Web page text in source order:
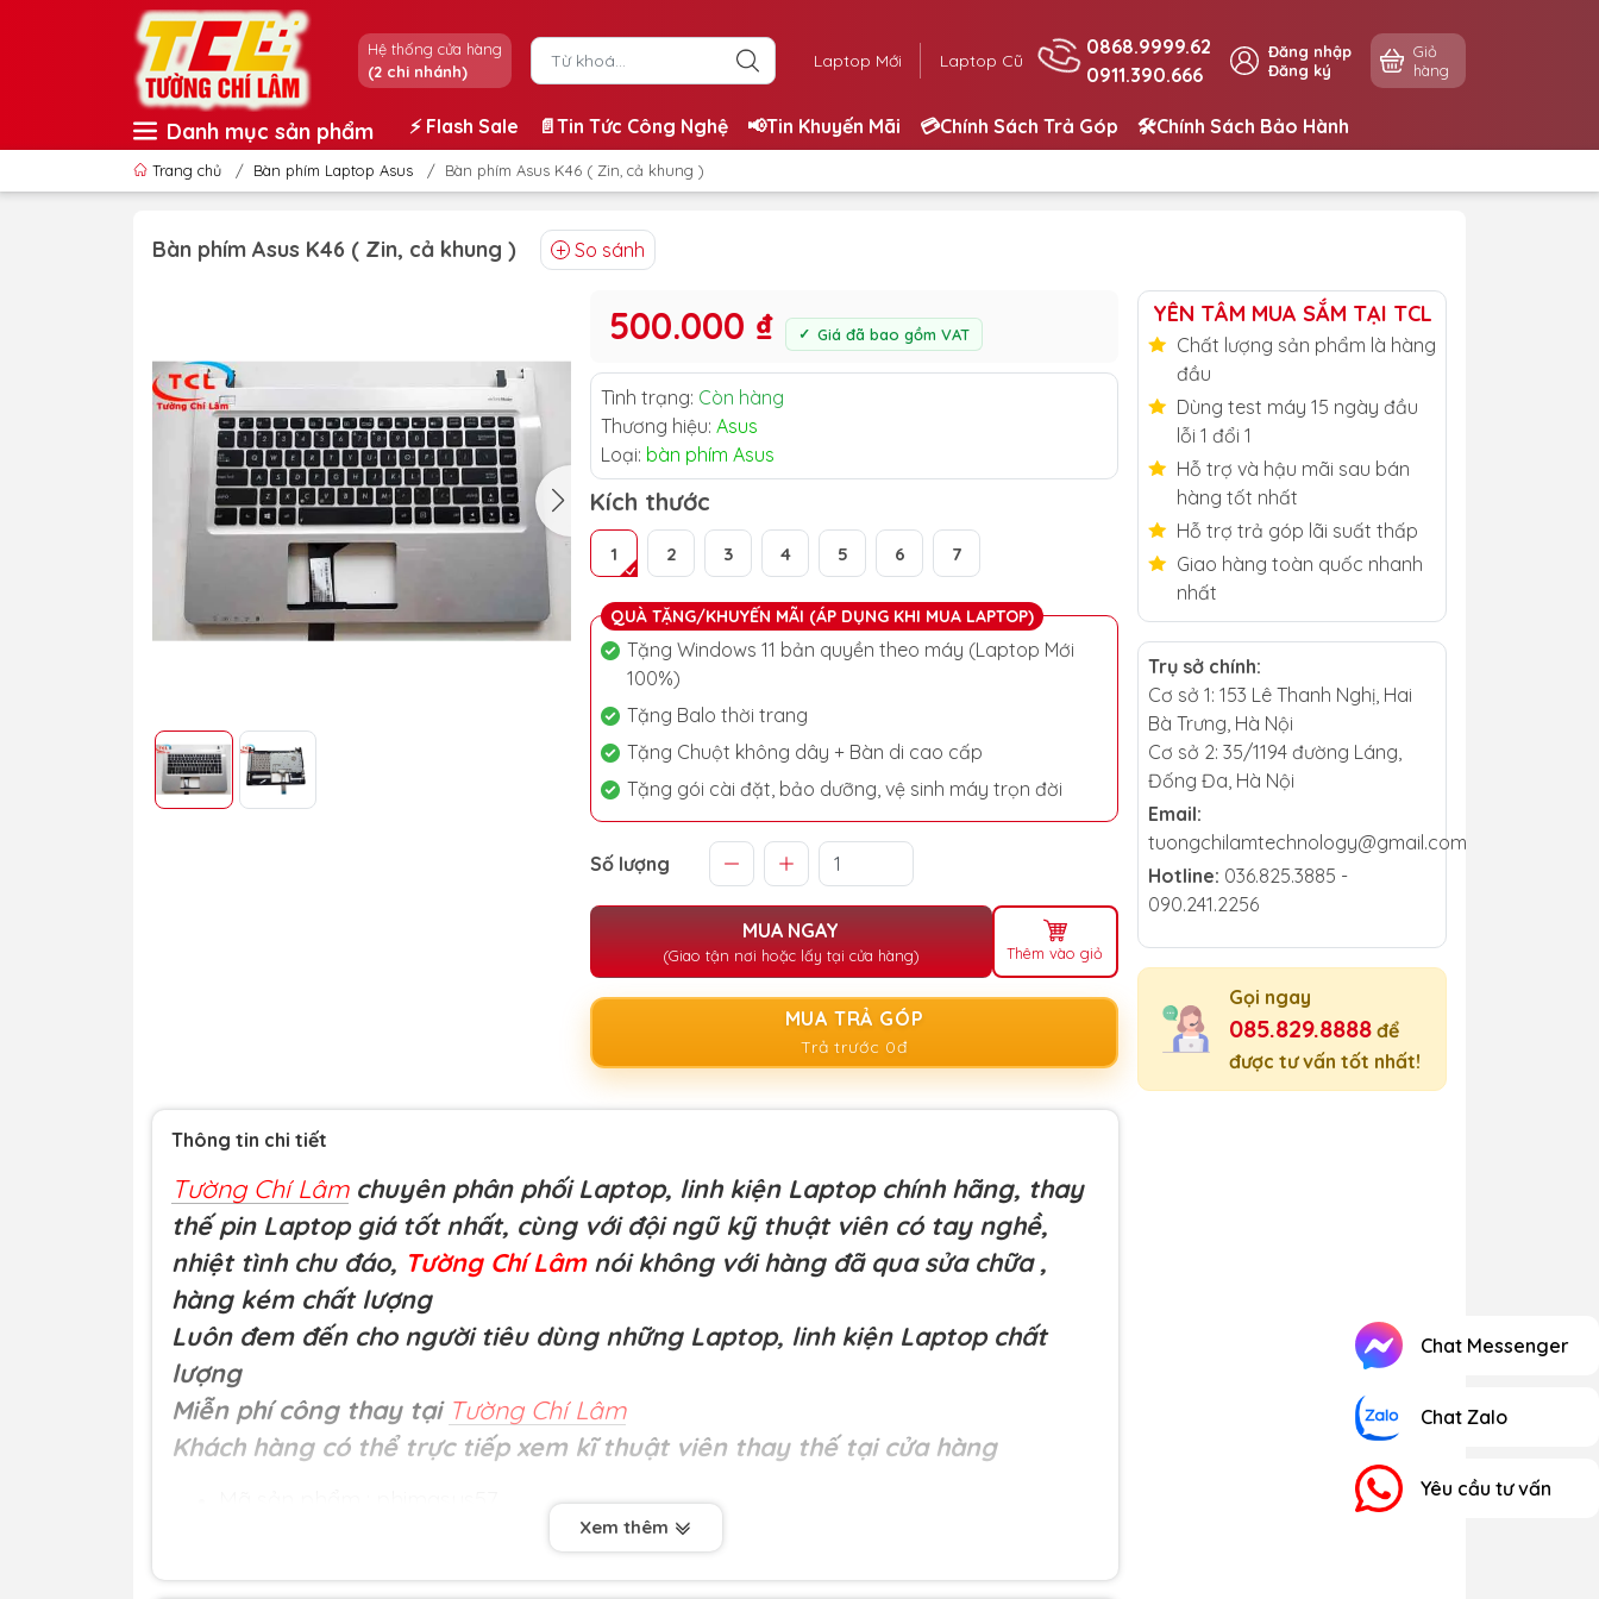
Hệ thống cửa hàng
(2 chi nhánh)
Laptop Mới Laptop Cũ
0868.9999.62
0911.390.666
Đăng nhập
Đăng ký
Giỏ
hàng
Danh mục sản phẩm ⚡️ Flash Sale 📄Tin Tức Công Nghệ 📢Tin Khuyến Mãi 💳Chính Sách Trả Góp 🛠️Chính Sách Bảo Hành
Trang chủ / Bàn phím Laptop Asus / Bàn phím Asus K46 ( Zin, cả khung )
Bàn phím Asus K46 ( Zin, cả khung ) So sánh
500.000 ₫ Giá đã bao gồm VAT
Tình trạng: Còn hàng
Thương hiệu: Asus
Loại: bàn phím Asus
Kích thước
1 2 3 4 5 6 7
QUÀ TẶNG/KHUYẾN MÃI (ÁP DỤNG KHI MUA LAPTOP)
Tặng Windows 11 bản quyền theo máy (Laptop Mới
100%)
Tặng Balo thời trang
Tặng Chuột không dây + Bàn di cao cấp
Tặng gói cài đặt, bảo dưỡng, vệ sinh máy trọn đời
Số lượng
MUA NGAY
(Giao tận nơi hoặc lấy tại cửa hàng) Thêm vào giỏ
MUA TRẢ GÓP
Trả trước 0đ
YÊN TÂM MUA SẮM TẠI TCL
Chất lượng sản phẩm là hàng
đầu
Dùng test máy 15 ngày đầu
lỗi 1 đổi 1
Hỗ trợ và hậu mãi sau bán
hàng tốt nhất
Hỗ trợ trả góp lãi suất thấp
Giao hàng toàn quốc nhanh
nhất
Trụ sở chính:
Cơ sở 1: 153 Lê Thanh Nghị, Hai
Bà Trưng, Hà Nội
Cơ sở 2: 35/1194 đường Láng,
Đống Đa, Hà Nội
Email:
tuongchilamtechnology@gmail.com
Hotline: 036.825.3885 -
090.241.2256
Gọi ngay
085.829.8888 để
được tư vấn tốt nhất!
Thông tin chi tiết
Tường Chí Lâm chuyên phân phối Laptop, linh kiện Laptop chính hãng, thay
thế pin Laptop giá tốt nhất, cùng với đội ngũ kỹ thuật viên có tay nghề,
nhiệt tình chu đáo, Tường Chí Lâm nói không với hàng đã qua sửa chữa ,
hàng kém chất lượng
Luôn đem đến cho người tiêu dùng những Laptop, linh kiện Laptop chất
lượng
Miễn phí công thay tại Tường Chí Lâm
Khách hàng có thể trực tiếp xem kĩ thuật viên thay thế tại cửa hàng
Bàn phím laptop chất lượng cao- phím Asus
Nguồn gốc: Nhập khẩu.
Xem thêm
Chat Messenger
Chat Zalo
Yêu cầu tư vấn